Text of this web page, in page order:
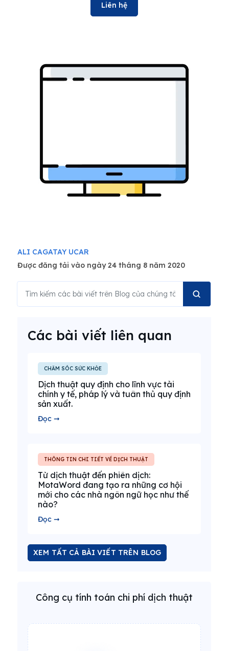
Liên hệ
ALI CAGATAY UCAR
Được đăng tải vào ngày 24 tháng 8 năm 2020
Các bài viết liên quan
CHĂM SÓC SỨC KHỎE
Dịch thuật quy định cho lĩnh vực tài
chính y tế, pháp lý và tuân thủ quy định
sản xuất.
Đọc ➞
THÔNG TIN CHI TIẾT VỀ DỊCH THUẬT
Từ dịch thuật đến phiên dịch:
MotaWord đang tạo ra những cơ hội
mới cho các nhà ngôn ngữ học như thế
nào?
Đọc ➞
XEM TẤT CẢ BÀI VIẾT TRÊN BLOG
Công cụ tính toán chi phí dịch thuật